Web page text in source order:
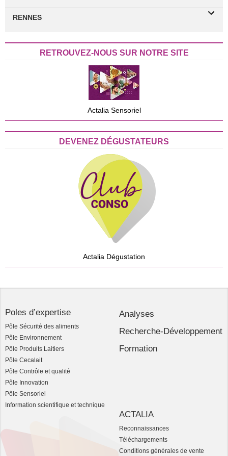
RENNES
RETROUVEZ-NOUS SUR NOTRE SITE
Actalia Sensoriel
DEVENEZ DÉGUSTATEURS
Actalia Dégustation
Poles d’expertise
Pôle Sécurité des aliments
Pôle Environnement
Pôle Produits Laitiers
Pôle Cecalait
Pôle Contrôle et qualité
Pôle Innovation
Pôle Sensoriel
Information scientifique et technique
Analyses
Recherche-Développement
Formation
ACTALIA
Reconnaissances
Téléchargements
Conditions générales de vente